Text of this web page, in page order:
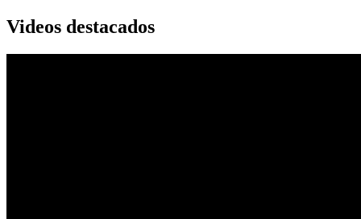
Videos destacados